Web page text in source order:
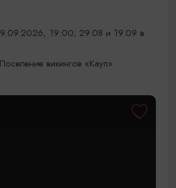
19:00; 29.08 и 19.09 в
викингов «Кауп»